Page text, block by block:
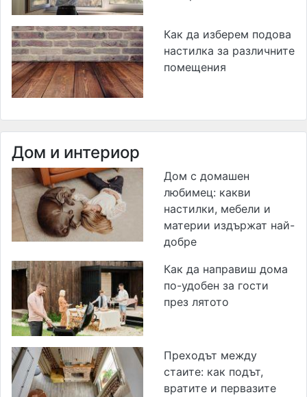
Как да изберем подова
настилка за различните
помещения
Дом и интериор
Дом с домашен
любимец: какви
настилки, мебели и
материи издържат най-
добре
Как да направиш дома
по-удобен за гости
през лятото
Преходът между
стаите: как подът,
вратите и первазите